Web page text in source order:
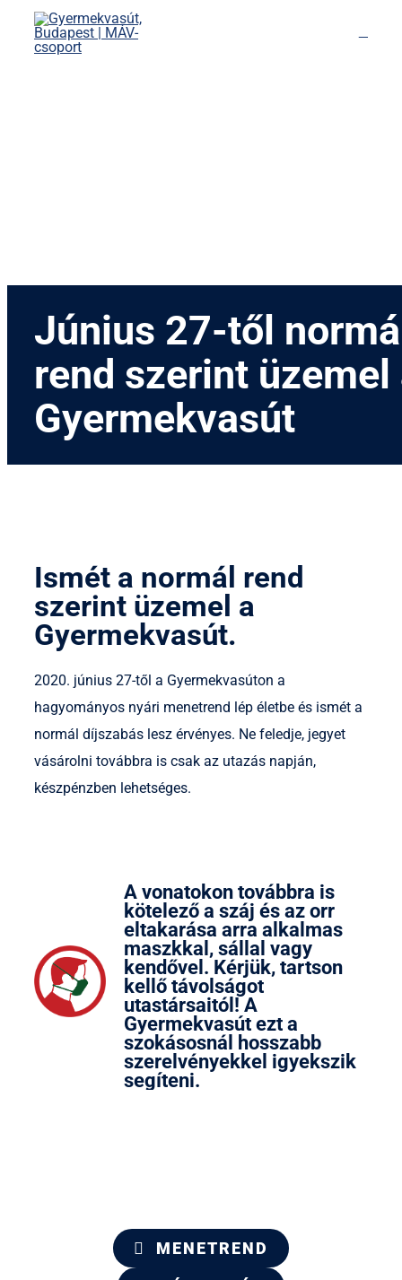
Június 27-től
rend szerint üzemel
Gyermekvasút
Ismét a normál rend
szerint üzemel a
Gyermekvasút.
2020. június 27-től a Gyermekvasúton a
hagyományos nyári menetrend lép életbe és ismét a
normál díjszabás lesz érvényes. Ne feledje, jegyet
vásárolni továbbra is csak az utazás napján,
készpénzben lehetséges.
A vonatokon továbbra is
kötelező a száj és az orr
eltakarása arra alkalmas
maszkkal, sállal vagy
kendővel. Kérjük, tartson
kellő távolságot
utastársaitól! A
Gyermekvasút ezt a
szokásosnál hosszabb
szerelvényekkel igyekszik
segíteni.
MENETREND